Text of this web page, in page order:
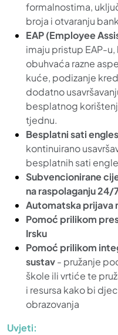
formalnostima,
broja i otvaranju
EAP (Employee
imaju pristup EAP-
obuhvaća razne
kuće, podizanje
dodatno
besplatnog
tjednu.
Besplatni sati
kontinuirano
besplatnih sati
Subvencionirane
na raspolaganju
Automatska prijava
Pomoć prilikom
Irsku
Pomoć prilikom
sustav- pružanje
škole ili vrtiće te
i resursa kako bi
obrazovanja
Uvjeti: